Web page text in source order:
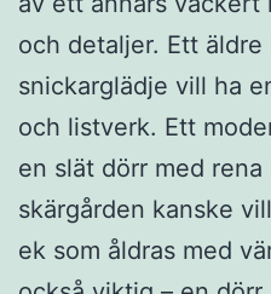
och detaljer. Ett äldre
snickarglädje vill ha
och listverk. Ett
en slät dörr med
skärgården kanske
ek som åldras med